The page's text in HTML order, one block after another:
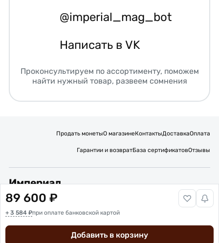
89 600 ₽
+ 3 584 ₽при оплате банковской картой
Добавить в корзину
@imperial_mag_bot
Написать в VK
Проконсультируем по ассортименту, поможем
найти нужный товар, развеем сомнения
Продать монетыО магазинеКонтактыДоставкаОплата
Гарантии и возвратБаза сертификатовОтзывы
Империал
Подписывайтесь на нас:
Вакансии
Политика обработки персональных данных
© 2016 – 2026 ИП Титов Александр Михайлович